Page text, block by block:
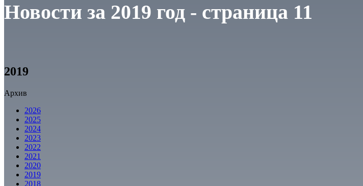
Новости за 2019 год - страница 11
2019
Архив
2026
2025
2024
2023
2022
2021
2020
2019
2018